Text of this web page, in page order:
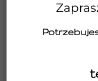
Architektura